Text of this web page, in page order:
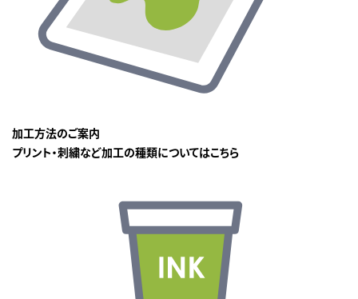
加工方法のご案内
プリント・刺繍など加工の種類についてはこちら